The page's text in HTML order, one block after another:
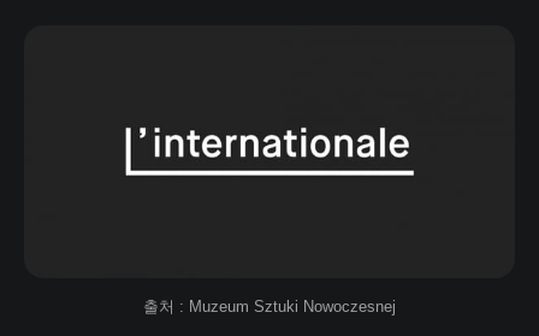
출처 : Muzeum Sztuki Nowoczesnej